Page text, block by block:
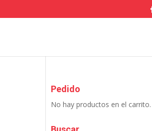
Pedido
No hay productos en el carrito.